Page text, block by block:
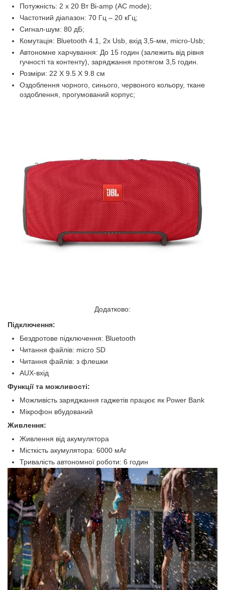
Потужність: 2 x 20 Вт Bi-amp (AC mode);
Частотний діапазон: 70 Гц – 20 кГц;
Сигнал-шум: 80 дБ;
Комутація: Bluetooth 4.1, 2х Usb, вхід 3,5-мм, micro-Usb;
Автономне харчування: До 15 годин (залежить від рівня
гучності та контенту), заряджання протягом 3,5 годин.
Розміри: 22 X 9.5 X 9.8 см
Оздоблення чорного, синього, червоного кольору, ткане
оздоблення, прогумований корпус;
Додатково:
Підключення:
Бездротове підключення: Bluetooth
Читання файлів: micro SD
Читання файлів: з флешки
AUX-вхід
Функції та можливості:
Можливість заряджання гаджетів працює як Power Bank
Мікрофон вбудований
Живлення:
Живлення від акумулятора
Місткість акумулятора: 6000 мАг
Тривалість автономної роботи: 6 годин